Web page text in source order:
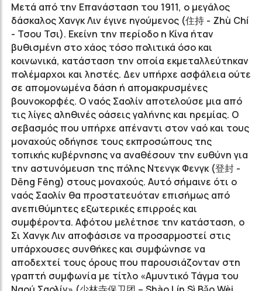
Μετά από την Επανάσταση του 1911, ο μεγάλος
δάσκαλος Χανγκ Λιν έγινε ηγούμενος (住持 - Zhù Chí
- Τσου Τσι). Εκείνη την περίοδο η Κίνα ήταν
βυθισμένη στο χάος τόσο πολιτικά όσο και
κοινωνικά, κατάσταση την οποία εκμεταλλεύτηκαν
πολέμαρχοι και ληστές. Δεν υπήρχε ασφάλεια ούτε
σε απομονωμένα δάση ή απομακρυσμένες
βουνοκορφές. Ο ναός Σαολίν αποτελούσε μια από
τις λίγες αληθινές οάσεις γαλήνης και ηρεμίας. Ο
σεβασμός που υπήρχε απέναντι στον ναό και τους
μοναχούς οδήγησε τους εκπροσώπους της
τοπικής κυβέρνησης να αναθέσουν την ευθύνη για
την αστυνόμευση της πόλης Ντενγκ Φενγκ (登封 -
Dēng Fēng) στους μοναχούς. Αυτό σήμαινε ότι ο
ναός Σαολίν θα προστατευόταν επισήμως από
ανεπιθύμητες εξωτερικές επιρροές και
συμφέροντα. Αφότου μελέτησε την κατάσταση, ο
Σι Χανγκ Λιν αποφάσισε να προσαρμοστεί στις
υπάρχουσες συνθήκες και συμφώνησε να
αποδεχτεί τους όρους που παρουσιάζονταν στη
γραπτή συμφωνία με τίτλο «Αμυντικό Τάγμα του